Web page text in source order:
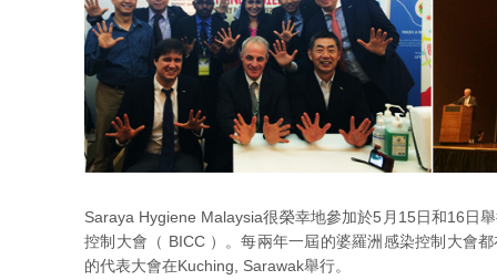
Saraya Hygiene Malaysia很榮幸地參加於5月15日和16日
控制大會（ BICC ）。每兩年一屆的婆羅洲感染控制大會
的代表大會在Kuching, Sarawak舉行。